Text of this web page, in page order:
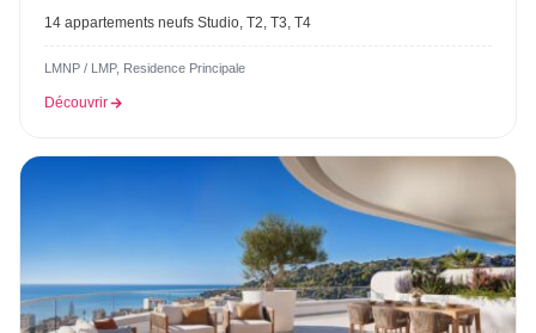
14 appartements neufs Studio, T2, T3, T4
LMNP / LMP, Residence Principale
Découvrir